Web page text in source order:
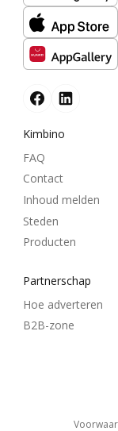
Kimbino
FAQ
Contact
Inhoud melden
Steden
Producten
Partnerschap
Hoe adverteren
B2B-zone